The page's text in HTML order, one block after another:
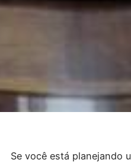
Se você está planejando